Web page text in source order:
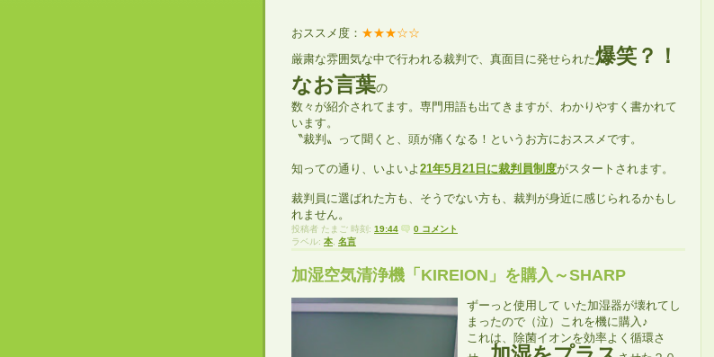
おススメ度： ★★★☆☆
厳粛な雰囲気な中で行われる裁判で、真面目に発せられた爆笑？！
なお言葉の
数々が紹介されてます。専門用語も出てきますが、わかりやすく書かれて
います。
〝裁判〟って聞くと、頭が痛くなる！というお方におススメです。
知っての通り、いよいよ 21年5月21日に裁判員制度がスタートされます。
裁判員に選ばれた方も、そうでない方も、裁判が身近に感じられるかもし
れません。
投稿者 たまご 時刻: 19:44
0 コメント
ラベル: 本, 名言
加湿空気清浄機「KIREION」を購入～SHARP
ずーっと使用して いた加湿器が壊れてし
まったので（泣）これを機に購入♪
これは、除菌イオンを効率よく循環さ